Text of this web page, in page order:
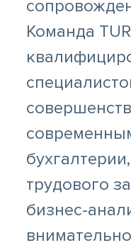
Команда
трудового
бизнес-